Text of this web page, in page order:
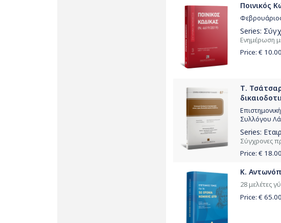
Ποινικός
Series:
Ενημέρωση
Price: € 10.00
Τ.
Συλλόγου
Series:
Σύγχρονες
Price: € 18.00
Κ.
28 μελέτες
Price: € 65.00